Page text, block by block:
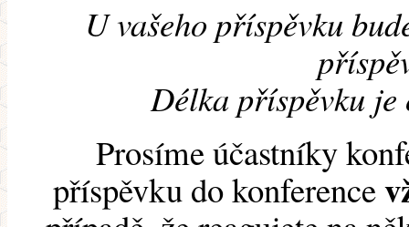
U vašeho příspěvku
Délka příspěvku je
Prosíme účastníky
příspěvku do konference